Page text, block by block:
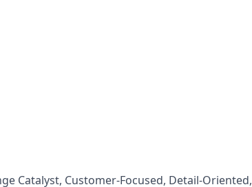
Catalyst, Customer-Focused, Detail-Oriented,